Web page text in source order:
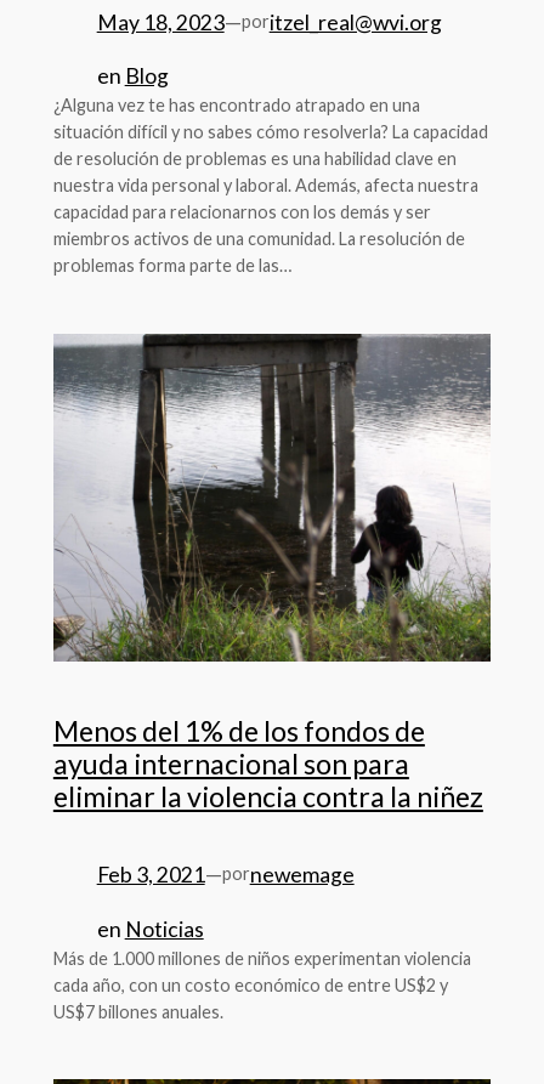
May 18, 2023—poritzel_real@wvi.org
en Blog
¿Alguna vez te has encontrado atrapado en una
situación difícil y no sabes cómo resolverla? La capacidad
de resolución de problemas es una habilidad clave en
nuestra vida personal y laboral. Además, afecta nuestra
capacidad para relacionarnos con los demás y ser
miembros activos de una comunidad. La resolución de
problemas forma parte de las…
Menos del 1% de los fondos de
ayuda internacional son para
eliminar la violencia contra la niñez
Feb 3, 2021—pornewemage
en Noticias
Más de 1.000 millones de niños experimentan violencia
cada año, con un costo económico de entre US$2 y
US$7 billones anuales.